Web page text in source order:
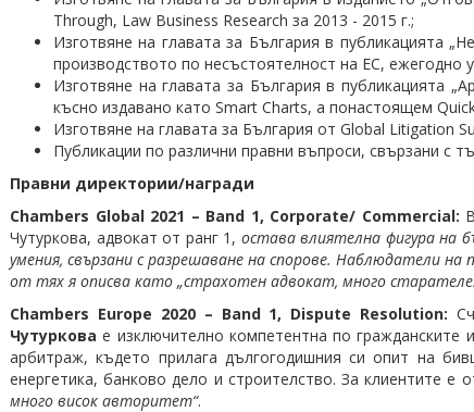
Through, Law Business Research за 2013 - 2015 г.;
Изготвяне на главата за България в публикацията
производството по несъстоятелност на ЕС, ежегодно
Изготвяне на главата за България в публикацията
късно издавано като Smart Charts, а понастоящем
Изготвяне на главата за България от Global Litigation
Публикации по различни правни въпроси, свързани с
Правни директории/награди
Chambers Global 2021 – Band 1, Corporate/ Commercial:
Чутуркова, адвокат от ранг 1, остава влиятелна фигура на
умения, свързани с разрешаване на спорове. Наблюдатели
от тях я описва като „страхотен адвокат, много
Chambers Europe 2020 – Band 1, Dispute Resolution:
Чутуркова е изключително компетентна по
арбитраж, където прилага дългогодишния си опит на
енергетика, банково дело и строителство. За клиентите
много висок авторитет“.